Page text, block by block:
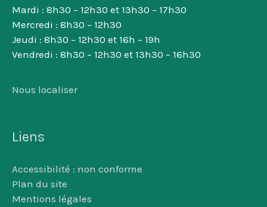
Mardi : 8h30 – 12h30 et 13h30 – 17h30
Mercredi : 8h30 – 12h30
Jeudi : 8h30 – 12h30 et 16h – 19h
Vendredi : 8h30 – 12h30 et 13h30 – 16h30
Nous localiser
Liens
Accessibilité : non conforme
Plan du site
Mentions légales